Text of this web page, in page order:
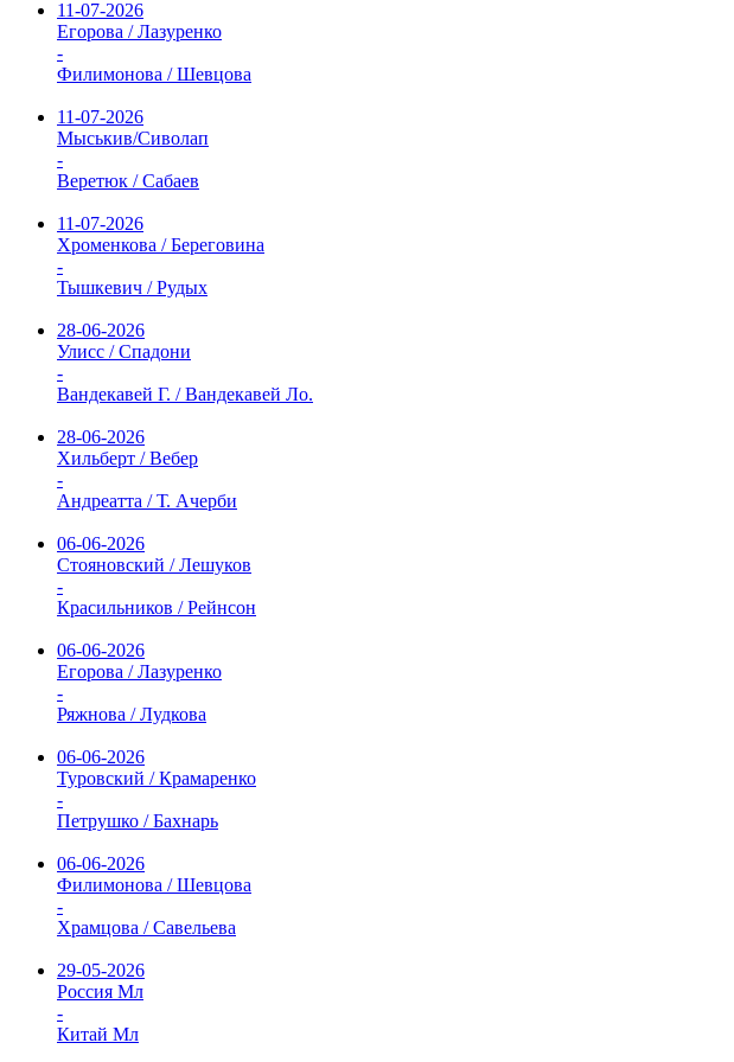
11-07-2026
Егорова / Лазуренко
-
Филимонова / Шевцова
11-07-2026
Мыськив/Сиволап
-
Веретюк / Сабаев
11-07-2026
Хроменкова / Береговина
-
Тышкевич / Рудых
28-06-2026
Улисс / Спадони
-
Вандекавей Г. / Вандекавей Ло.
28-06-2026
Хильберт / Вебер
-
Андреатта / Т. Ачерби
06-06-2026
Стояновский / Лешуков
-
Красильников / Рейнсон
06-06-2026
Егорова / Лазуренко
-
Ряжнова / Лудкова
06-06-2026
Туровский / Крамаренко
-
Петрушко / Бахнарь
06-06-2026
Филимонова / Шевцова
-
Храмцова / Савельева
29-05-2026
Россия Мл
-
Китай Мл